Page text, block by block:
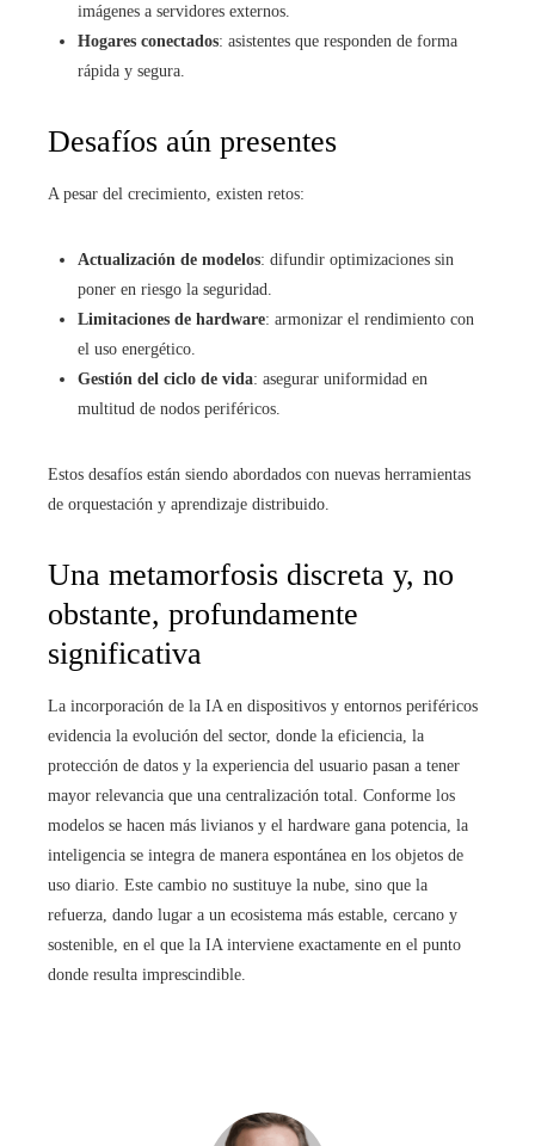
imágenes a servidores externos.
Hogares conectados: asistentes que responden de forma
rápida y segura.
Desafíos aún presentes
A pesar del crecimiento, existen retos:
Actualización de modelos: difundir optimizaciones sin
poner en riesgo la seguridad.
Limitaciones de hardware: armonizar el rendimiento con
el uso energético.
Gestión del ciclo de vida: asegurar uniformidad en
multitud de nodos periféricos.
Estos desafíos están siendo abordados con nuevas herramientas
de orquestación y aprendizaje distribuido.
Una metamorfosis discreta y, no
obstante, profundamente
significativa
La incorporación de la IA en dispositivos y entornos periféricos
evidencia la evolución del sector, donde la eficiencia, la
protección de datos y la experiencia del usuario pasan a tener
mayor relevancia que una centralización total. Conforme los
modelos se hacen más livianos y el hardware gana potencia, la
inteligencia se integra de manera espontánea en los objetos de
uso diario. Este cambio no sustituye la nube, sino que la
refuerza, dando lugar a un ecosistema más estable, cercano y
sostenible, en el que la IA interviene exactamente en el punto
donde resulta imprescindible.